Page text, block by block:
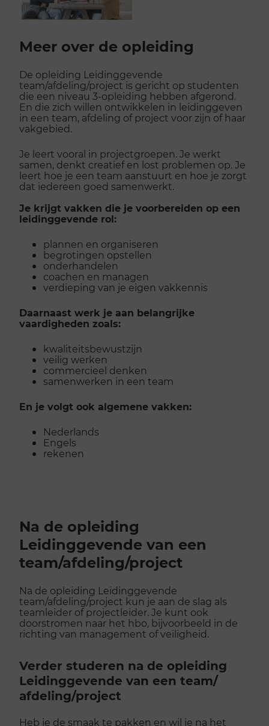
galerij
Meer over de opleiding
De opleiding Leidinggevende
team/afdeling/project is gericht op studenten
die een niveau 3-opleiding hebben afgerond.
En die zich willen ontwikkelen in leidinggeven
in een team, afdeling of project voor zijn of haar
vakgebied.
Je leert vooral in projectgroepen. Je werkt
samen, denkt creatief en lost problemen op. Je
leert hoe je een team aanstuurt en hoe je zorgt
dat iedereen goed samenwerkt.
Je krijgt vakken die je voorbereiden op een
leidinggevende rol:
plannen en organiseren
begrotingen opstellen
onderhandelen
coachen en managen
verdieping van je eigen vakkennis
Daarnaast werk je aan belangrijke
vaardigheden zoals:
kwaliteitsbewustzijn
veilig werken
commercieel denken
samenwerken in een team
En je volgt ook algemene vakken:
Nederlands
Engels
rekenen
Na de opleiding
Leidinggevende van een
team/afdeling/project
Na de opleiding Leidinggevende
team/afdeling/project kun je aan de slag als
teamleider of projectleider. Je kunt ook
doorstromen naar het hbo, bijvoorbeeld in de
richting van management of veiligheid.
Verder studeren na de opleiding
Leidinggevende van een team/​
afdeling/​project
Heb je de smaak te pakken en wil je na het